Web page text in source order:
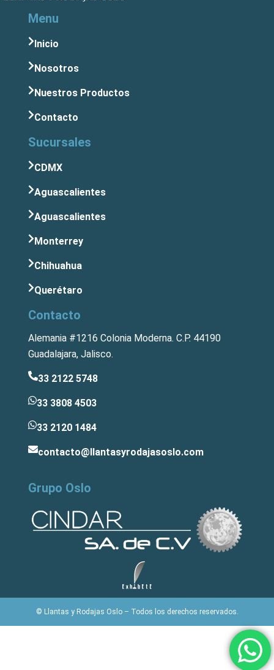
Menu
Inicio
Nosotros
Nuestros Productos
Contacto
Sucursales
CDMX
Aguascalientes
Aguascalientes
Monterrey
Chihuahua
Querétaro
Contacto
Alemania #1216 Colonia Moderna. C.P. 44190
Guadalajara, Jalisco.
33 2122 5748
33 3808 4503
33 2120 1484
contacto@llantasyrodajasoslo.com
Grupo Oslo
© Llantas y Rodajas Oslo – Todos los derechos reservados.